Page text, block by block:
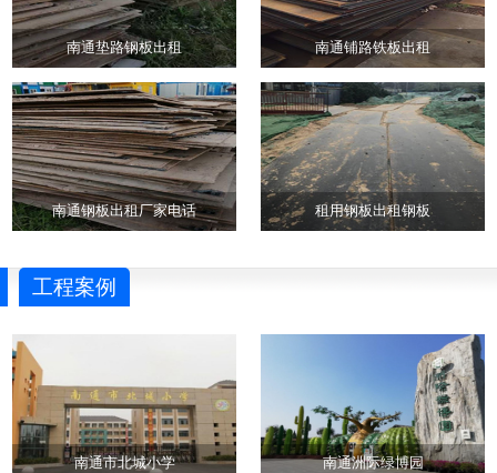
南通垫路钢板出租 南通铺路铁板出租
南通钢板出租厂家电话 租用钢板出租钢板
工程案例
南通市北城小学 南通洲际绿博园